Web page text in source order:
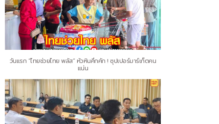
วันแรก “ไทยช่วยไทย พลัส” หัวหินคึกคัก ! ซุปเปอร์มาร์เก็ตคน
แน่น